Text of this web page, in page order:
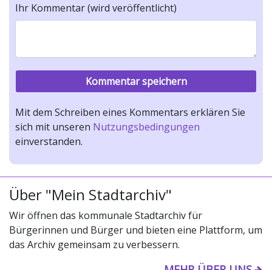
Ihr Kommentar (wird veröffentlicht)
Mit dem Schreiben eines Kommentars erklären Sie
sich mit unseren Nutzungsbedingungen
einverstanden.
Über "Mein Stadtarchiv"
Wir öffnen das kommunale Stadtarchiv für
Bürgerinnen und Bürger und bieten eine Plattform, um
das Archiv gemeinsam zu verbessern.